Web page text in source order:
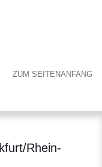
ZUM SEITENANFANG
Rhein-